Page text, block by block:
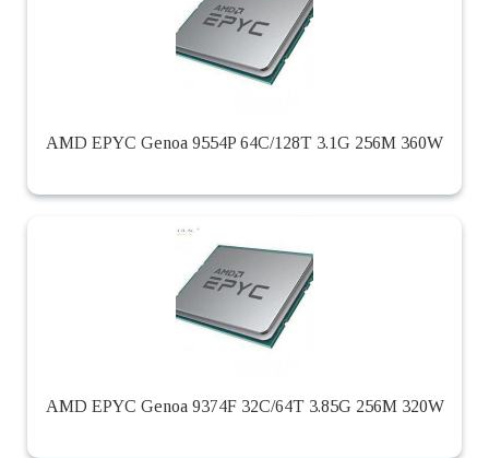
AMD EPYC Genoa 9554P 64C/128T 3.1G 256M 360W
AMD EPYC Genoa 9374F 32C/64T 3.85G 256M 320W